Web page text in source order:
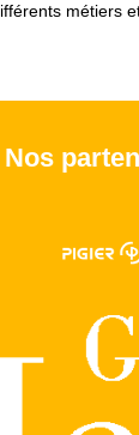
métiers
Nos